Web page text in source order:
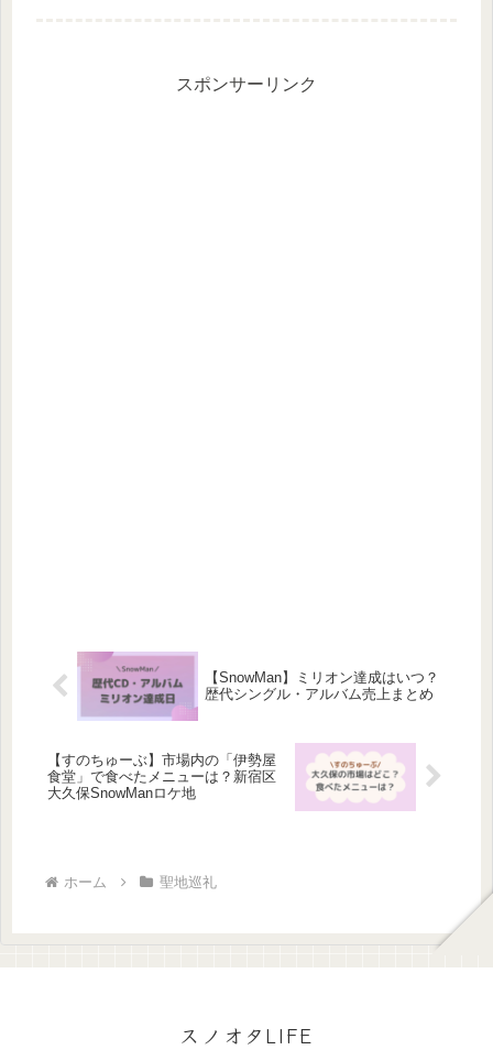
スポンサーリンク
【SnowMan】ミリオン達成はいつ？
歴代シングル・アルバム売上まとめ
【すのちゅーぶ】市場内の「伊勢屋
食堂」で食べたメニューは？新宿区
大久保SnowManロケ地
ホーム 聖地巡礼
スノオタLIFE